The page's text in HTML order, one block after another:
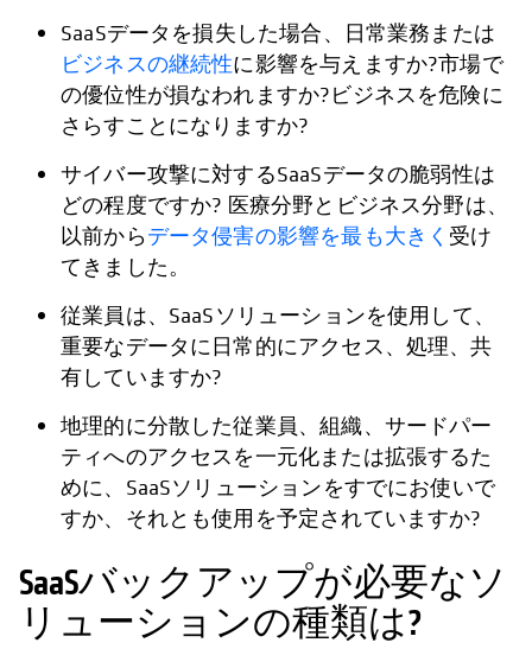
SaaSデータを損失した場合、日常業務または
ビジネスの継続性に影響を与えますか?市場で
の優位性が損なわれますか?ビジネスを危険に
さらすことになりますか?
サイバー攻撃に対するSaaSデータの脆弱性は
どの程度ですか? 医療分野とビジネス分野は、
以前からデータ侵害の影響を最も大きく
新しい
受け
てきました。
従業員は、SaaSソリューションを使用して、
重要なデータに日常的にアクセス、処理、共
有していますか?
地理的に分散した従業員、組織、サードパー
ティへのアクセスを一元化または拡張するた
めに、SaaSソリューションをすでにお使いで
すか、それとも使用を予定されていますか?
SaaSバックアップが必要なソ
リューションの種類は?